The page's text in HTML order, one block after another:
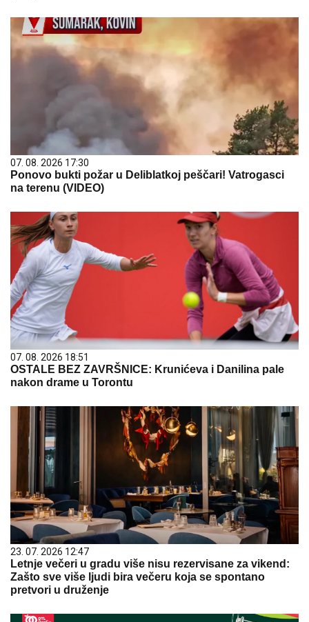
07. 08. 2026 17:30
Ponovo bukti požar u Deliblatkoj peščari! Vatrogasci
na terenu (VIDEO)
07. 08. 2026 18:51
OSTALE BEZ ZAVRŠNICE: Krunićeva i Danilina pale
nakon drame u Torontu
23. 07. 2026 12:47
Letnje večeri u gradu više nisu rezervisane za vikend:
Zašto sve više ljudi bira večeru koja se spontano
pretvori u druženje